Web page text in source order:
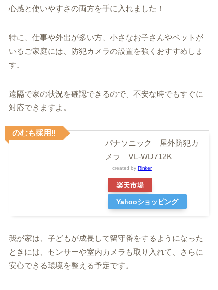
心感と使いやすさの両方を手に入れました！
特に、仕事や外出が多い方、小さなお子さんやペットが
いるご家庭には、防犯カメラの設置を強くおすすめしま
す。
遠隔で家の状況を確認できるので、不安な時でもすぐに
対応できますよ。
パナソニック 屋外防犯カ
メラ VL-WD712K
created by Rinker
楽天市場
Yahooショッピング
のむも採用!!
我が家は、子どもが成長して留守番をするようになった
ときには、センサーや室内カメラも取り入れて、さらに
安心できる環境を整える予定です。